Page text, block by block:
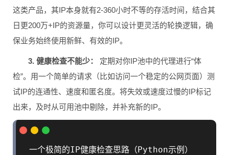
这类产品，其IP本身就有2-360小时不等的存活时间，结合其
日更200万+IP的资源量，你可以设计更灵活的轮换逻辑，确
保业务始终使用新鲜、有效的IP。
3. 健康检查不能少：
定期对你IP池中的代理进行“体
检”。用一个简单的请求（比如访问一个稳定的公网页面）测
试IP的连通性、速度和匿名度。将失效或速度过慢的IP标记
出来，及时从可用池中剔除，并补充新的IP。
一个极简的IP健康检查思路（Python示例）